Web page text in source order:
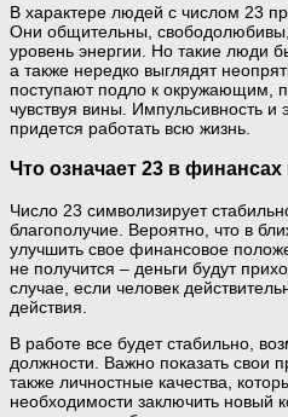
В характере людей с числом 23
Они общительны,
уровень энергии. Но такие люди
а также нередко выглядят
поступают подло к окружающим,
чувствуя вины. Импульсивность
придется работать всю жизнь.
Что означает 23 в финансах
Число 23 символизирует
благополучие. Вероятно, что в
улучшить свое финансовое
не получится – деньги будут
случае, если человек
действия.
В работе все будет стабильно,
должности. Важно показать свои
также личностные качества,
необходимости заключить новый